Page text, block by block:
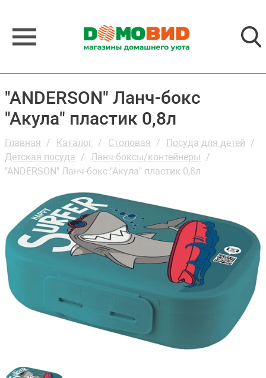
"ANDERSON" Ланч-бокс
"Акула" пластик 0,8л
Главная Каталог Столовая
Посуда для детей
Детская посуда
Ланч-боксы/контейнеры
"ANDERSON" Ланч-бокс "Акула" пластик 0,8л